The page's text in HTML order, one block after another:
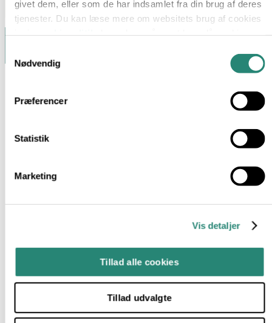
givet dem, eller som de har indsamlet fra din brug af deres
tjenester. Du kan læse mere om websitets brug af cookies
Nødvendig
Præferencer
Statistik
Marketing
Vis detaljer
Tillad alle cookies
Tillad udvalgte
Ovnbagte figner med gedeost
Chiagrød med kokosmælk